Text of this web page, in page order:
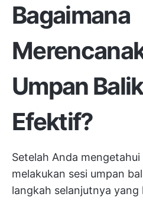
Bagaimana
Umpan
Efektif?
Setelah Anda
melakukan sesi umpan
langkah selanjutnya yang